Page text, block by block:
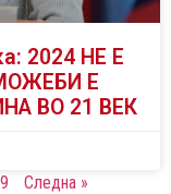
2024 НЕ Е
Е
ВО 21 ВЕК
Следна »